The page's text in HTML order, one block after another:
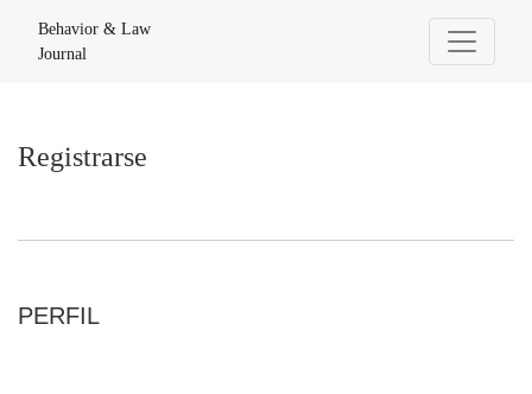
Behavior & Law
Journal
Registrarse
PERFIL